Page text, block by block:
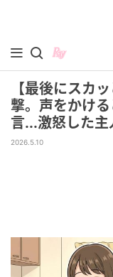
【最後にスカ
撃。声をかけ
言...激怒した主
2026.5.10